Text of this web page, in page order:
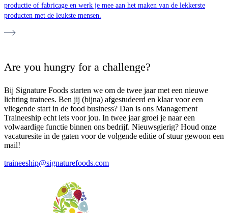
productie of fabricage en werk je mee aan het maken van de lekkerste
producten met de leukste mensen.
Are you hungry for a challenge?
Bij Signature Foods starten we om de twee jaar met een nieuwe
lichting trainees. Ben jij (bijna) afgestudeerd en klaar voor een
vliegende start in de food business? Dan is ons Management
Traineeship echt iets voor jou. In twee jaar groei je naar een
volwaardige functie binnen ons bedrijf. Nieuwsgierig? Houd onze
vacaturesite in de gaten voor de volgende editie of stuur gewoon een
mail!
traineeship@signaturefoods.com